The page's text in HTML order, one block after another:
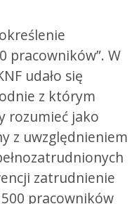
pracowników”. W
udało się
z którym
rozumieć jako
z uwzględnieniem
zatrudnienie
pracowników